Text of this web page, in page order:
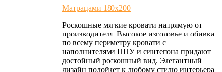
Матрацами 180х200
Роскошные мягкие кровати напрямую от
производителя. Высокое изголовье и обивка
по всему периметру кровати с
наполнителями ППУ и синтепона придают
достойный роскошный вид. Элегантный
дизайн подойдет к любому стилю интерьера